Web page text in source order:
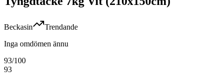
Beckasin
Trendande
Inga omdömen ännu
93/100
93